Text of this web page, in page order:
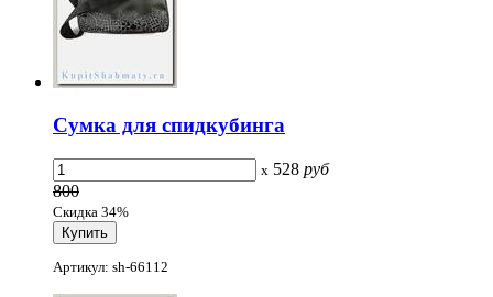
Сумка для спидкубинга
x 528 руб
800
Скидка 34%
Артикул: sh-66112